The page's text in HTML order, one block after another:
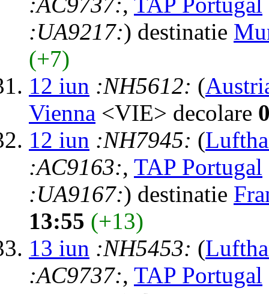
:UA9217:) destinatie
(+7)
12 iun :NH5612: (
Vienna <VIE> decolare
12 iun :NH7945: (
:AC9163:, TAP Portugal
:UA9167:) destinatie
13:55 (+13)
13 iun :NH5453: (
:AC9737:, TAP Portugal